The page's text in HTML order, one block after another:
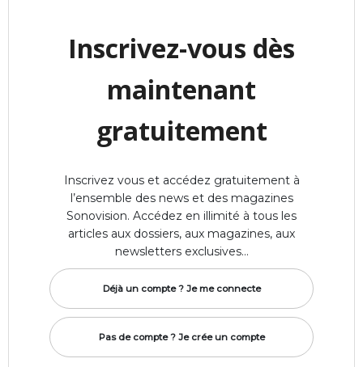
Inscrivez-vous dès
maintenant
gratuitement
Inscrivez vous et accédez gratuitement à
l’ensemble des news et des magazines
Sonovision. Accédez en illimité à tous les
articles aux dossiers, aux magazines, aux
newsletters exclusives…
Déjà un compte ? Je me connecte
Pas de compte ? Je crée un compte